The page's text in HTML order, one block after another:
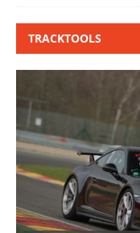
TRACKTOOLS